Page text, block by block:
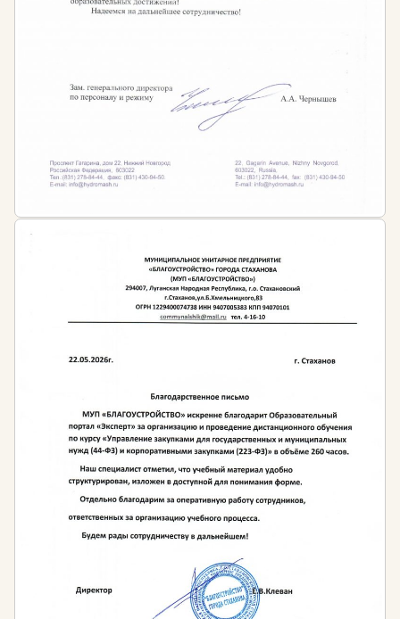
пройти курсы повышения квалификации и
профессиональной переподготовки для педагогов
дополнительного образования для получения
профессиональных компетенций и официального
подтверждающего документа.
Требования к образованию для работы в сфере
педагогической деятельности для учителей
дополнительного образования:
наличие профильного среднего
профессионального или высшего образования в
сфере образования
наличие среднего профессионального или
высшего образования в любой сфере и
дополнительное профессиональное
образование в сфере образования
Кому необходимо проходить обучение?
Педагогическим работникам, осуществляющим
профессиональную деятельность в сфере
Специалистам любого профиля, желающим
получить новую профессию